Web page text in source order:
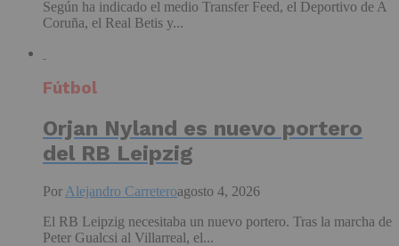
Según ha indicado el medio Transfer Feed, el Deportivo de A
Coruña, el Real Betis y...
Fútbol
Orjan Nyland es nuevo portero
del RB Leipzig
Por Alejandro Carreteroagosto 4, 2026
El RB Leipzig necesitaba un nuevo portero. Tras la marcha de
Peter Gualcsi al Villarreal, el...